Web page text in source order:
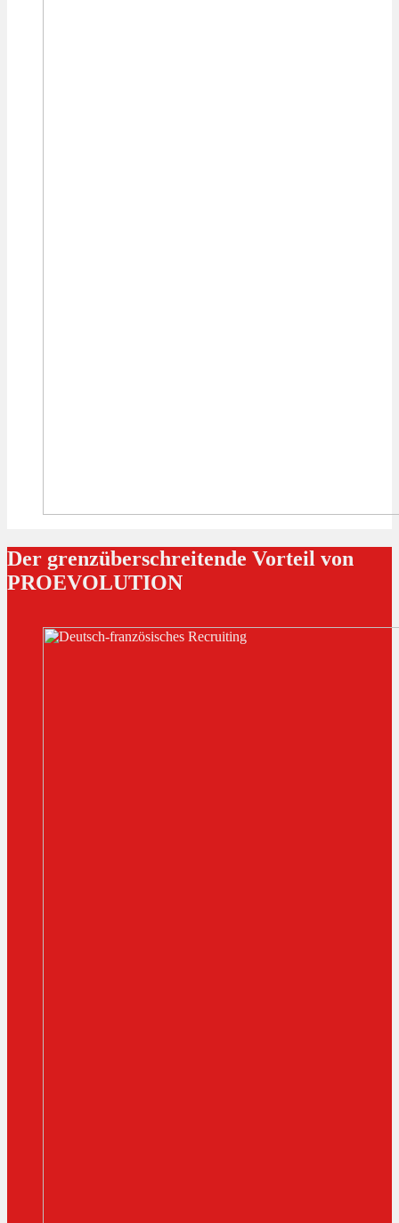
Der grenzüberschreitende Vorteil von
PROEVOLUTION